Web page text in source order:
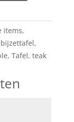
items,
bijzettafel,
, Tafel, teak